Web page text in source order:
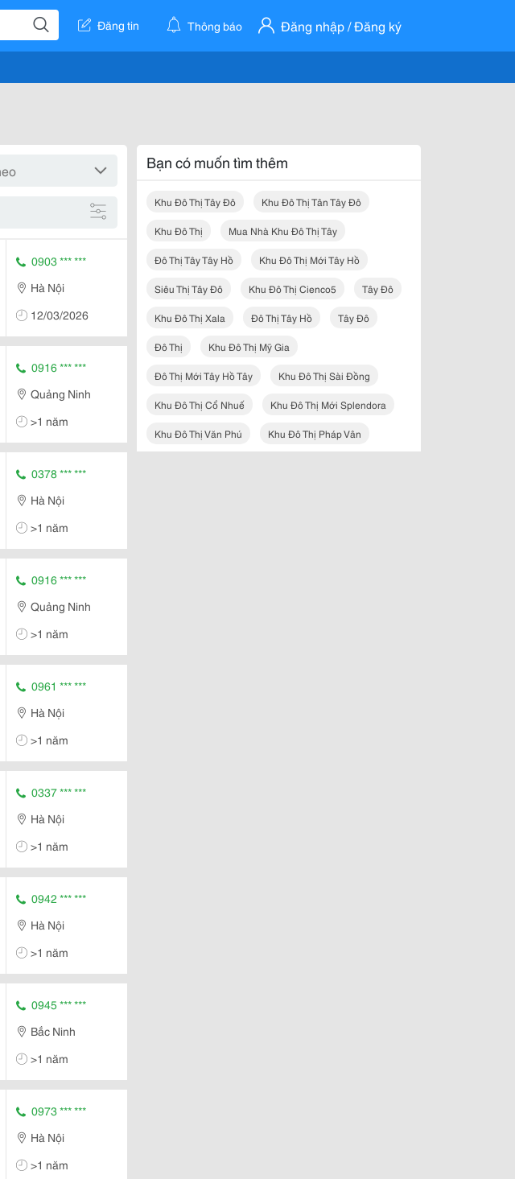
Đăng tin Thông báo Đăng nhập / Đăng ký
0903 *** ***
Hà Nội
12/03/2026
0916 *** ***
Quảng Ninh
>1 năm
0378 *** ***
Hà Nội
>1 năm
0916 *** ***
Quảng Ninh
>1 năm
0961 *** ***
Hà Nội
>1 năm
0337 *** ***
Hà Nội
>1 năm
0942 *** ***
Hà Nội
>1 năm
0945 *** ***
Bắc Ninh
>1 năm
0973 *** ***
Hà Nội
>1 năm
Bạn có muốn tìm thêm
Khu Đô Thị Tây Đô Khu Đô Thị Tân Tây Đô
Khu Đô Thị Mua Nhà Khu Đô Thị Tây
Đô Thị Tây Tây Hồ Khu Đô Thị Mới Tây Hồ
Siêu Thị Tây Đô Khu Đô Thị Cienco5 Tây Đô
Khu Đô Thị Xala Đô Thị Tây Hồ Tây Đô
Đô Thị Khu Đô Thị Mỹ Gia
Đô Thị Mới Tây Hồ Tây Khu Đô Thị Sài Đồng
Khu Đô Thị Cổ Nhuế Khu Đô Thị Mới Splendora
Khu Đô Thị Văn Phú Khu Đô Thị Pháp Vân